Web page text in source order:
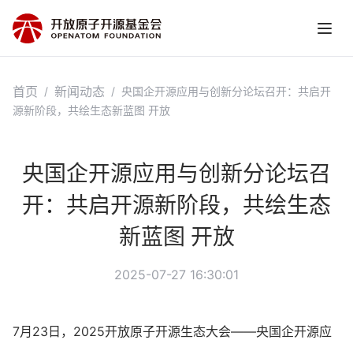
首页 / 新闻动态 / 央国企开源应用与创新分论坛召开：共启开
源新阶段，共绘生态新蓝图 开放
央国企开源应用与创新分论坛召
开：共启开源新阶段，共绘生态
新蓝图 开放
2025-07-27 16:30:01
7月23日，2025开放原子开源生态大会——央国企开源应